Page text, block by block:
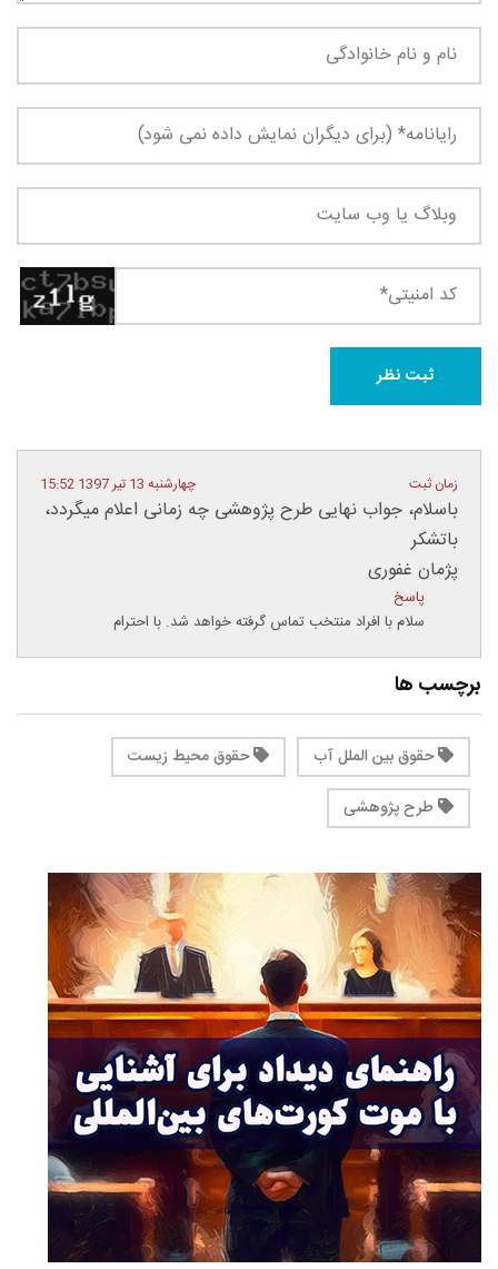
زمان ثبت چهارشنبه 13 تیر 1397 15:52
باسلام، جواب نهایی طرح پژوهشی چه زمانی اعلام میگردد،
باتشکر
پژمان غفوری
پاسخ
سلام با افراد منتخب تماس گرفته خواهد شد. با احترام
برچسب ها
حقوق بین الملل آب
حقوق محیط زیست
طرح پژوهشی